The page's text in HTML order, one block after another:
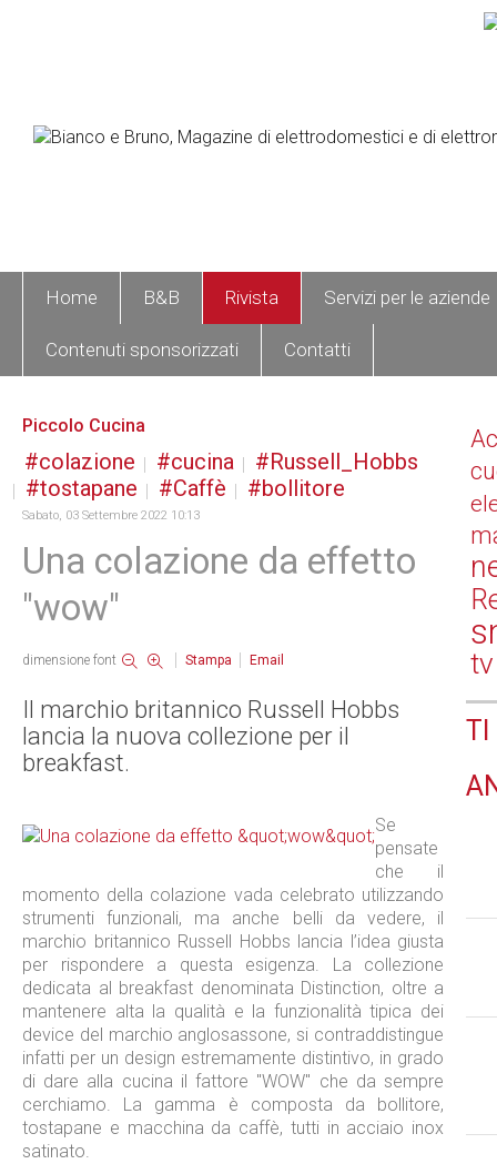
Home B&B Rivista Servizi per le aziende
Contenuti sponsorizzati Contatti
Piccolo Cucina
colazione cucina
Russell_Hobbs
tostapane
Caffè bollitore
Sabato, 03 Settembre 2022 10:13
Una colazione da effetto
"wow"
dimensione font Stampa Email
Il marchio britannico Russell Hobbs
lancia la nuova collezione per il
breakfast.
Se
pensate
che il
momento della colazione vada celebrato utilizzando
strumenti funzionali, ma anche belli da vedere, il
marchio britannico Russell Hobbs lancia l’idea giusta
per rispondere a questa esigenza. La collezione
dedicata al breakfast denominata Distinction, oltre a
mantenere alta la qualità e la funzionalità tipica dei
device del marchio anglosassone, si contraddistingue
infatti per un design estremamente distintivo, in grado
di dare alla cucina il fattore "WOW" che da sempre
cerchiamo. La gamma è composta da bollitore,
tostapane e macchina da caffè, tutti in acciaio inox
satinato.
tv
TI